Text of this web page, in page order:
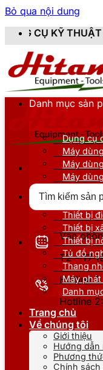
Bỏ qua nội dung
HITAMI - CUNG
Văn
T2 - T7
Hotline
Hotline
Danh mục sản
Dụng cụ
Máy
Máy
Máy
Thiết bị
Thiết bị
Thiết bị
Thiết bị
Tủ đồ
Thang
Máy phát
Danh
Trang chủ
Về chúng tôi
Giới thiệu
Hướng dẫn
Phương
Chính